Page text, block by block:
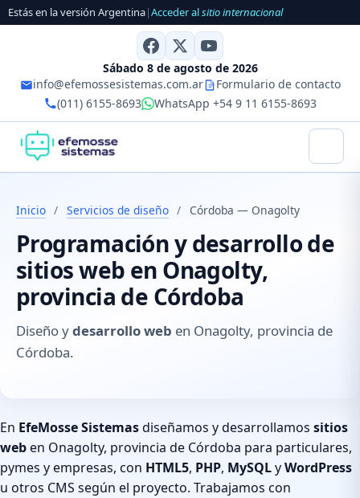
Estás en la versión Argentina|Acceder alsitio internacional
Sábado 8 de agosto de 2026
info@efemossesistemas.com.ar
Formulario de contacto
(011) 6155-8693
WhatsApp +54 9 11 6155-8693
Inicio / Servicios de diseño / Córdoba — Onagolty
Programación y desarrollo de
sitios web en Onagolty,
provincia de Córdoba
Diseño ydesarrollo web en Onagolty, provincia de
Córdoba.
En EfeMosse Sistemasdiseñamos y desarrollamos sitios
weben Onagolty, provincia de Córdoba para particulares,
pymes y empresas, con HTML5, PHP, MySQLyWordPress
u otros CMS según el proyecto. Trabajamos con